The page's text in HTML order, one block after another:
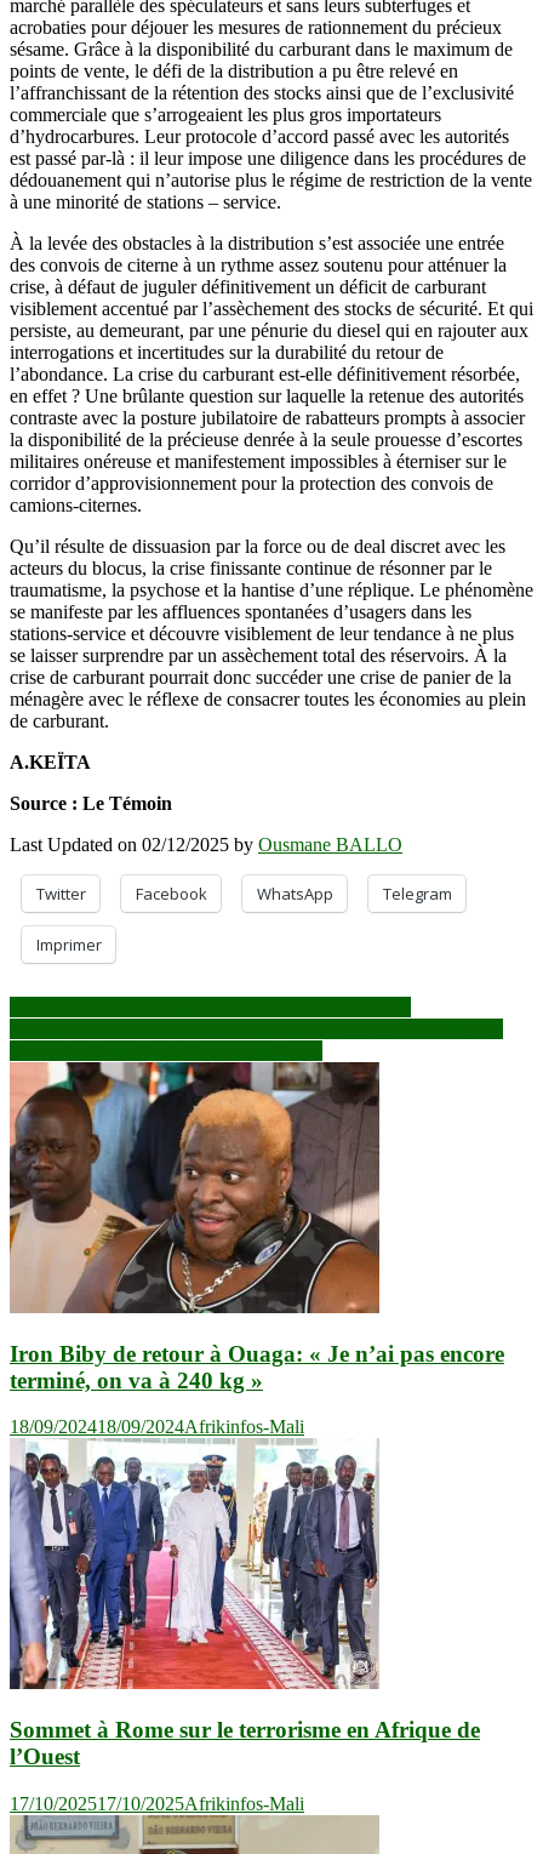
marché parallèle des spéculateurs et sans leurs subterfuges et
acrobaties pour déjouer les mesures de rationnement du précieux
sésame. Grâce à la disponibilité du carburant dans le maximum de
points de vente, le défi de la distribution a pu être relevé en
l’affranchissant de la rétention des stocks ainsi que de l’exclusivité
commerciale que s’arrogeaient les plus gros importateurs
d’hydrocarbures. Leur protocole d’accord passé avec les autorités
est passé par-là : il leur impose une diligence dans les procédures de
dédouanement qui n’autorise plus le régime de restriction de la vente
à une minorité de stations – service.
À la levée des obstacles à la distribution s’est associée une entrée
des convois de citerne à un rythme assez soutenu pour atténuer la
crise, à défaut de juguler définitivement un déficit de carburant
visiblement accentué par l’assèchement des stocks de sécurité. Et qui
persiste, au demeurant, par une pénurie du diesel qui en rajouter aux
interrogations et incertitudes sur la durabilité du retour de
l’abondance. La crise du carburant est-elle définitivement résorbée,
en effet ? Une brûlante question sur laquelle la retenue des autorités
contraste avec la posture jubilatoire de rabatteurs prompts à associer
la disponibilité de la précieuse denrée à la seule prouesse d’escortes
militaires onéreuse et manifestement impossibles à éterniser sur le
corridor d’approvisionnement pour la protection des convois de
camions-citernes.
Qu’il résulte de dissuasion par la force ou de deal discret avec les
acteurs du blocus, la crise finissante continue de résonner par le
traumatisme, la psychose et la hantise d’une réplique. Le phénomène
se manifeste par les affluences spontanées d’usagers dans les
stations-service et découvre visiblement de leur tendance à ne plus
se laisser surprendre par un assèchement total des réservoirs. À la
crise de carburant pourrait donc succéder une crise de panier de la
ménagère avec le réflexe de consacrer toutes les économies au plein
de carburant.
A.KEÏTA
Source : Le Témoin
Last Updated on 02/12/2025 by Ousmane BALLO
Twitter Facebook WhatsApp Telegram
Imprimer
Navigation
de
l’article
Iron Biby de retour à Ouaga: « Je n’ai pas encore
terminé, on va à 240 kg »
18/09/202418/09/2024Afrikinfos-Mali
Sommet à Rome sur le terrorisme en Afrique de
l’Ouest
17/10/202517/10/2025Afrikinfos-Mali